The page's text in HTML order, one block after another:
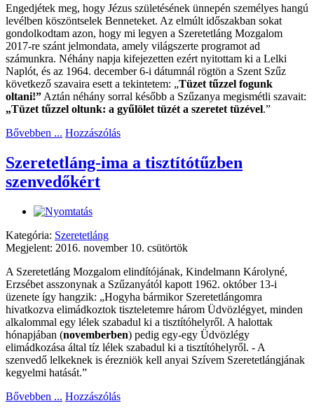
Engedjétek meg, hogy Jézus születésének ünnepén személyes hangú
levélben köszöntselek Benneteket. Az elmúlt időszakban sokat
gondolkodtam azon, hogy mi legyen a Szeretetláng Mozgalom
2017-re szánt jelmondata, amely világszerte programot ad
számunkra. Néhány napja kifejezetten ezért nyitottam ki a Lelki
Naplót, és az 1964. december 6-i dátumnál rögtön a Szent Szűz
következő szavaira esett a tekintetem: „Tüzet tűzzel fogunk
oltani!” Aztán néhány sorral később a Szűzanya megismétli szavait:
„Tüzet tűzzel oltunk: a gyűlölet tüzét a szeretet tüzével.”
Bővebben ... Hozzászólás
Szeretetláng-ima a tisztítótűzben
szenvedőkért
Kategória: Szeretetláng
Megjelent: 2016. november 10. csütörtök
A Szeretetláng Mozgalom elindítójának, Kindelmann Károlyné,
Erzsébet asszonynak a Szűzanyától kapott 1962. október 13-i
üzenete így hangzik: „Hogyha bármikor Szeretetlángomra
hivatkozva elimádkoztok tiszteletemre három Üdvözlégyet, minden
alkalommal egy lélek szabadul ki a tisztítóhelyről. A halottak
hónapjában (novemberben) pedig egy-egy Üdvözlégy
elimádkozása által tíz lélek szabadul ki a tisztítóhelyről. - A
szenvedő lelkeknek is érezniök kell anyai Szívem Szeretetlángjának
kegyelmi hatását.”
Bővebben ... Hozzászólás